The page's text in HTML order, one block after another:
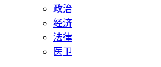
政治
经济
法律
医卫